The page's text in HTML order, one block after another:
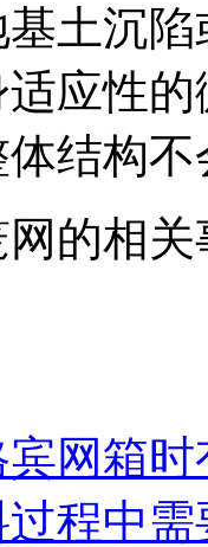
沉陷
应性
结构
相关
网箱
程中